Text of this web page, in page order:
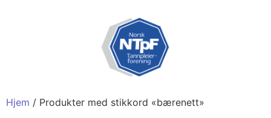
Hjem / Produkter med stikkord «bærenett»